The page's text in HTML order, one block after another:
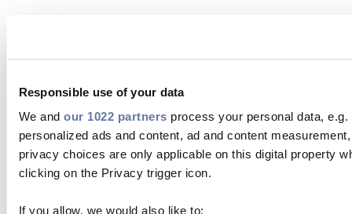
Responsible use of your data
We and our 1022 partners process your personal data,
personalized ads and content, ad and content
privacy choices are only applicable on this digital property
clicking on the Privacy trigger icon.
If you allow, we would also like to: